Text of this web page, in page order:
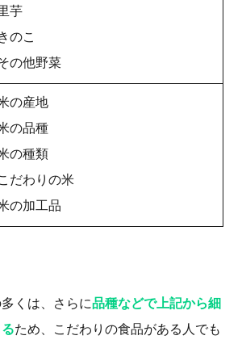
芋
のこ
の他野菜
の産地
の品種
の種類
だわりの米
の加工品
くは、さらに品種などで上記から細
ため、こだわりの食品がある人でも